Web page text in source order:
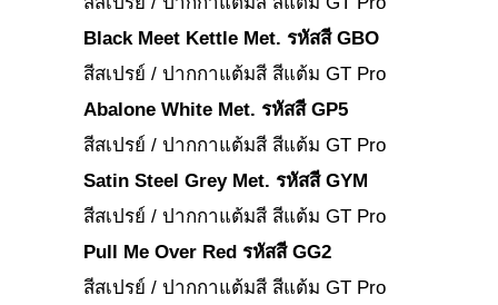
Black Meet Kettle Met. รหัสสี GBO
สีสเปรย์ / ปากกาแต้มสี สีแต้ม GT Pro
Abalone White Met. รหัสสี GP5
สีสเปรย์ / ปากกาแต้มสี สีแต้ม GT Pro
Satin Steel Grey Met. รหัสสี GYM
สีสเปรย์ / ปากกาแต้มสี สีแต้ม GT Pro
Pull Me Over Red รหัสสี GG2
สีสเปรย์ / ปากกาแต้มสี สีแต้ม GT Pro